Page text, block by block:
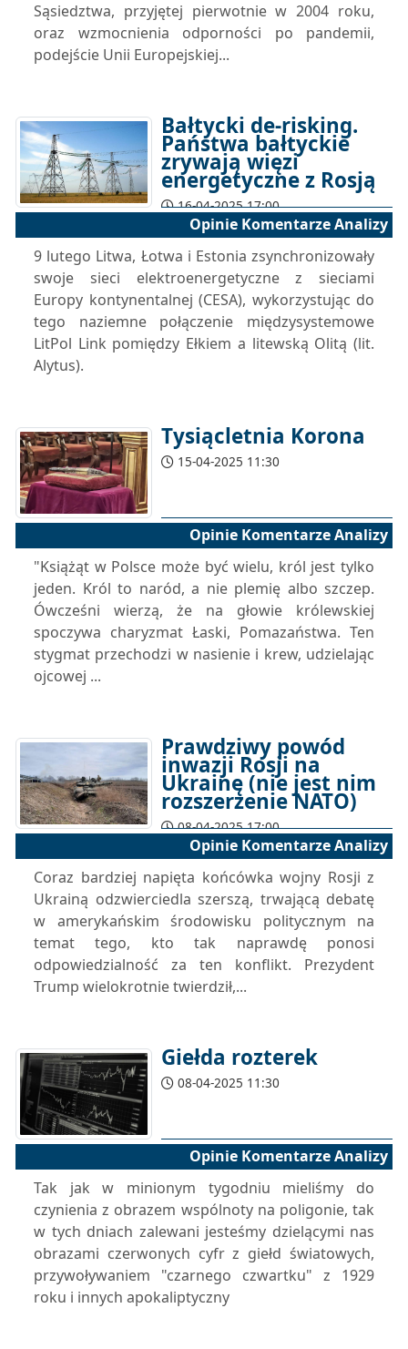
Sąsiedztwa, przyjętej pierwotnie w 2004 roku,
oraz wzmocnienia odporności po pandemii,
podejście Unii Europejskiej...
Bałtycki de-risking.
Państwa bałtyckie
zrywają więzi
energetyczne z Rosją
16-04-2025 17:00
Opinie Komentarze Analizy
9 lutego Litwa, Łotwa i Estonia zsynchronizowały
swoje sieci elektroenergetyczne z sieciami
Europy kontynentalnej (CESA), wykorzystując do
tego naziemne połączenie międzysystemowe
LitPol Link pomiędzy Ełkiem a litewską Olitą (lit.
Alytus).
Tysiącletnia Korona
15-04-2025 11:30
Opinie Komentarze Analizy
"Książąt w Polsce może być wielu, król jest tylko
jeden. Król to naród, a nie plemię albo szczep.
Ówcześni wierzą, że na głowie królewskiej
spoczywa charyzmat Łaski, Pomazaństwa. Ten
stygmat przechodzi w nasienie i krew, udzielając
ojcowej ...
Prawdziwy powód
inwazji Rosji na
Ukrainę (nie jest nim
rozszerzenie NATO)
08-04-2025 17:00
Opinie Komentarze Analizy
Coraz bardziej napięta końcówka wojny Rosji z
Ukrainą odzwierciedla szerszą, trwającą debatę
w amerykańskim środowisku politycznym na
temat tego, kto tak naprawdę ponosi
odpowiedzialność za ten konflikt. Prezydent
Trump wielokrotnie twierdził,...
Giełda rozterek
08-04-2025 11:30
Opinie Komentarze Analizy
Tak jak w minionym tygodniu mieliśmy do
czynienia z obrazem wspólnoty na poligonie, tak
w tych dniach zalewani jesteśmy dzielącymi nas
obrazami czerwonych cyfr z giełd światowych,
przywoływaniem "czarnego czwartku" z 1929
roku i innych apokaliptyczny